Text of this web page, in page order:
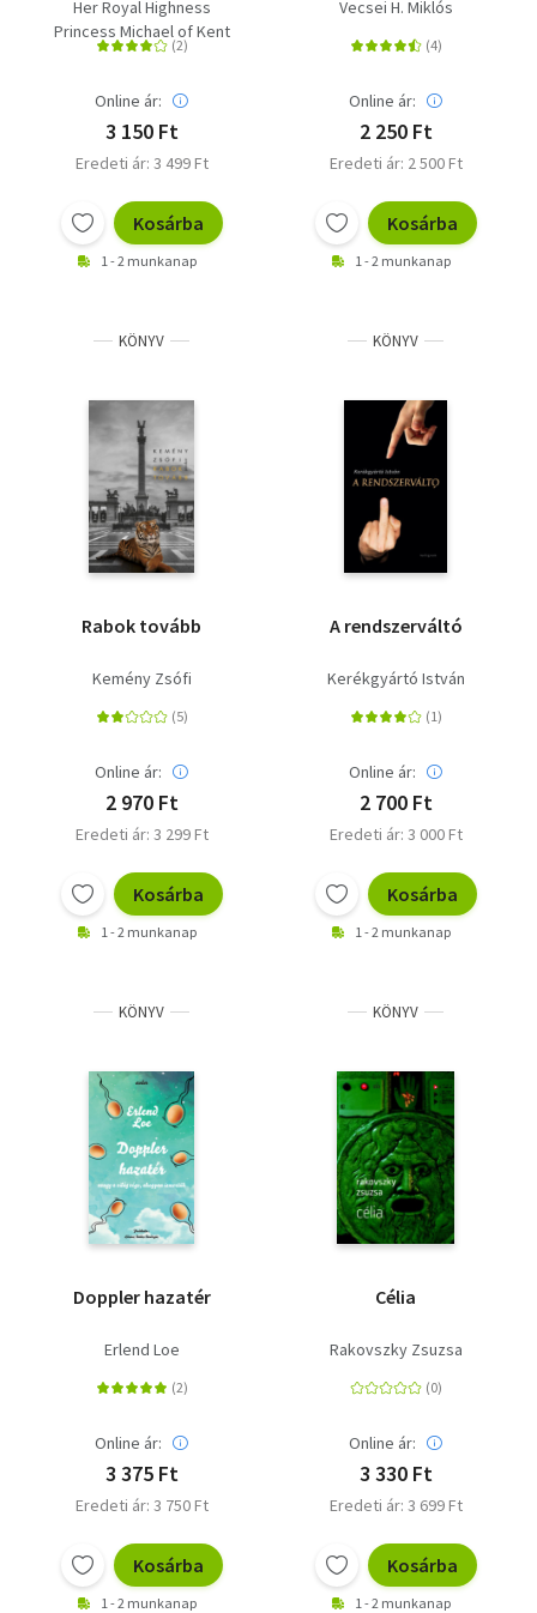
Her Royal Highness
Princess Michael of Kent
Online ár:
3 150 Ft
Eredeti ár: 3 499 Ft
Kosárba
1 - 2 munkanap
Vecsei H. Miklós
Online ár:
2 250 Ft
Eredeti ár: 2 500 Ft
Kosárba
1 - 2 munkanap
KÖNYV
Rabok tovább
Kemény Zsófi
Online ár:
2 970 Ft
Eredeti ár: 3 299 Ft
Kosárba
1 - 2 munkanap
KÖNYV
A rendszerváltó
Kerékgyártó István
Online ár:
2 700 Ft
Eredeti ár: 3 000 Ft
Kosárba
1 - 2 munkanap
KÖNYV
Doppler hazatér
Erlend Loe
Online ár:
3 375 Ft
Eredeti ár: 3 750 Ft
Kosárba
1 - 2 munkanap
KÖNYV
Célia
Rakovszky Zsuzsa
Online ár:
3 330 Ft
Eredeti ár: 3 699 Ft
Kosárba
1 - 2 munkanap